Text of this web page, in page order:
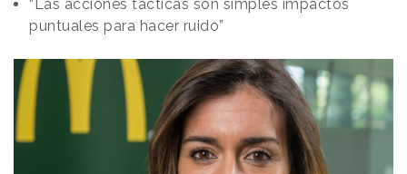
“Las acciones tácticas son simples impactos
puntuales para hacer ruido”